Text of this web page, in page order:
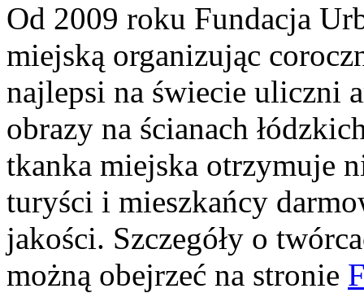
Od 2009 roku Fundacja
miejską organizując
najlepsi na świecie uliczni
obrazy na ścianach
tkanka miejska otrzymuje
turyści i mieszkańcy
jakości. Szczegóły o
możną obejrzeć na stronie